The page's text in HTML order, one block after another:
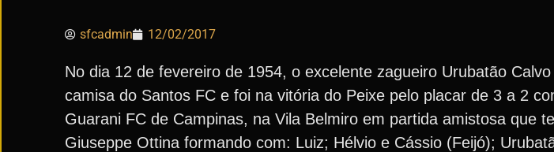
sfcadmin 12/02/2017
No dia 12 de fevereiro de 1954, o excelente zagueiro Urubatão
camisa do Santos FC e foi na vitória do Peixe pelo placar de 3 a 2
Guarani FC de Campinas, na Vila Belmiro em partida amistosa que
Giuseppe Ottina formando com: Luiz; Hélvio e Cássio (Feijó);